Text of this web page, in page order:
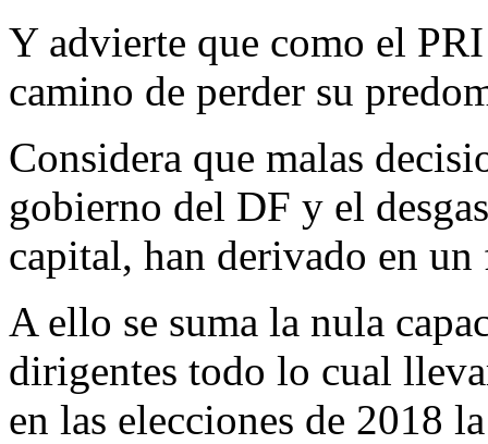
Y advierte que como el
camino de perder su
Considera que malas
gobierno del DF y el
capital, han derivado en
A ello se suma la nula
dirigentes todo lo cual
en las elecciones de 2018